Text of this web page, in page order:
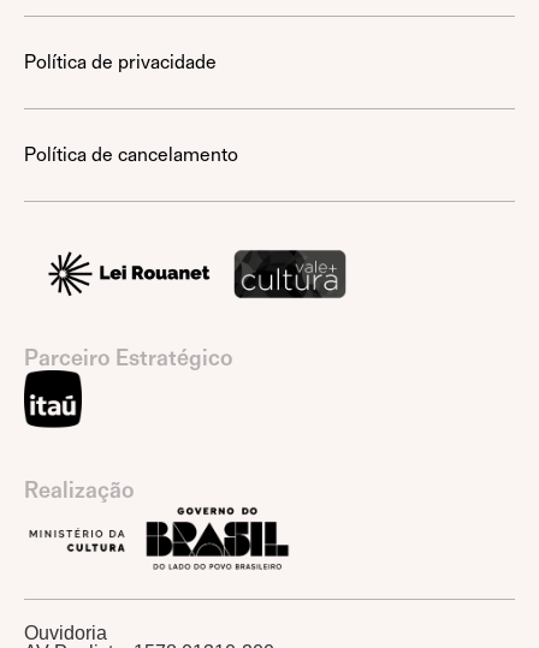
Política de privacidade
Política de cancelamento
Parceiro Estratégico
Realização
Ouvidoria